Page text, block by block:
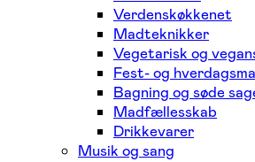
Verdenskøkkenet
Madteknikker
Vegetarisk og
Fest- og
Bagning og søde
Madfællesskab
Drikkevarer
Musik og sang